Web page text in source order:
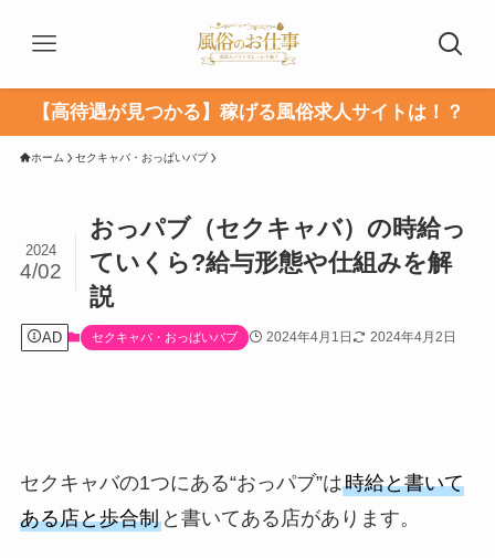
【高待遇が見つかる】稼げる風俗求人サイトは！？
ホーム セクキャバ・おっぱいバブ
おっパブ（セクキャバ）の時給っ
ていくら?給与形態や仕組みを解
説
2024
4/02
AD セクキャバ・おっぱいバブ 2024年4月1日 2024年4月2日
セクキャバの1つにある“おっパブ”は時給と書いて
ある店と歩合制と書いてある店があります。